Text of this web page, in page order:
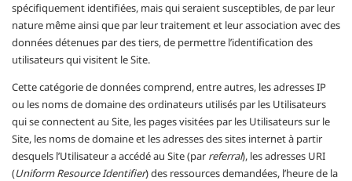
spécifiquement identifiées, mais qui seraient susceptibles, de par leur
nature même ainsi que par leur traitement et leur association avec des
données détenues par des tiers, de permettre l’identification des
utilisateurs qui visitent le Site.
Cette catégorie de données comprend, entre autres, les adresses IP
ou les noms de domaine des ordinateurs utilisés par les Utilisateurs
qui se connectent au Site, les pages visitées par les Utilisateurs sur le
Site, les noms de domaine et les adresses des sites internet à partir
desquels l’Utilisateur a accédé au Site (par referral), les adresses URI
(Uniform Resource Identifier) des ressources demandées, l’heure de la